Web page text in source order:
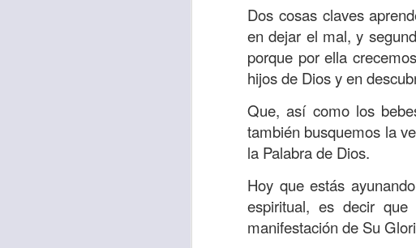
Dos cosas claves
en dejar el mal, y
porque por ella
hijos de Dios y en
Que, así como los
también busquemos la
la Palabra de Dios.
Hoy que estás
espiritual, es decir
manifestación de Su
Cuando amamos de
seres amados, pero
vida, porque en el amor
para siempre.
Es tiempo de revisar el
vida. En otras palabras,
Dios nos ama.
Oremos: “ Señor, sé que
por eso decido que,
sincero, real. Bendigo a